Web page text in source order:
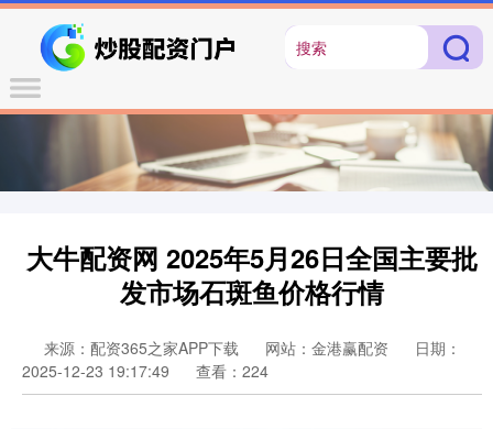
大牛配资网 2025年5月26日全国主要批
发市场石斑鱼价格行情
来源：配资365之家APP下载 网站：金港赢配资
日期：
2025-12-23 19:17:49
查看：224